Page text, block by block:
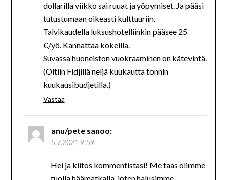
dollarilla viikko sai ruuat ja yöpymiset. Ja pääsi
tutustumaan oikeasti kulttuuriin.
Talvikaudella luksushotelliinkin pääsee 25
€/yö. Kannattaa kokeilla.
Suvassa huoneiston vuokraaminen on kätevintä.
(Oltiin Fidjillä neljä kuukautta tonnin
kuukausibudjetilla.)
Vastaa
anu/pete sanoo:
5.7.2021 9:59
Hei ja kiitos kommentistasi! Me taas olimme